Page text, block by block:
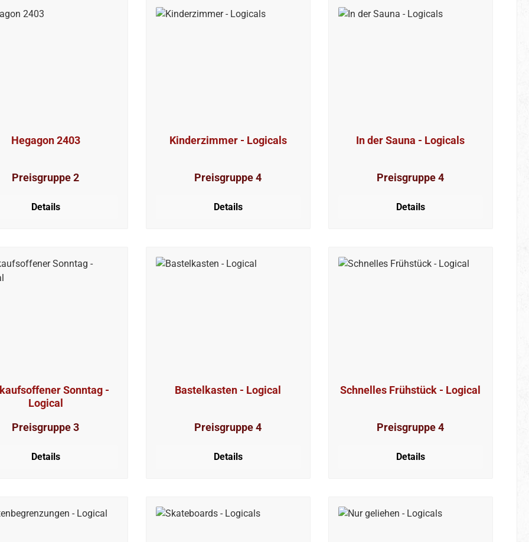
Hegagon 2403
Preisgruppe 2
Details
Kinderzimmer - Logicals
Preisgruppe 4
Details
In der Sauna - Logicals
Preisgruppe 4
Details
Sonntag -
Logical
Preisgruppe 3
Details
Bastelkasten - Logical
Preisgruppe 4
Details
Schnelles Frühstück - Logical
Preisgruppe 4
Details